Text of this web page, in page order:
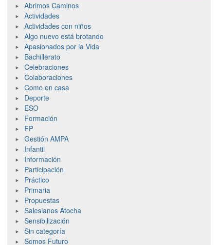
Abrimos Caminos
Actividades
Actividades con niños
Algo nuevo está brotando
Apasionados por la Vida
Bachillerato
Celebraciones
Colaboraciones
Como en casa
Deporte
ESO
Formación
FP
Gestión AMPA
Infantil
Información
Participación
Práctico
Primaria
Propuestas
Salesianos Atocha
Sensibilización
Sin categoría
Somos Futuro